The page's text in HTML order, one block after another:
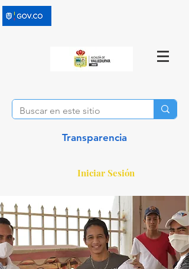
Transparencia
Iniciar Sesión